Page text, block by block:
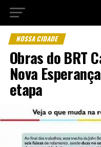
NOSSA CIDADE
Obras do BRT
Nova
etapa